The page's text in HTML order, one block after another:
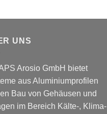
UNS
Arosio GmbH bietet
aus Aluminiumprofilen
Bau von Gehäusen und
im Bereich Kälte-, Klima-